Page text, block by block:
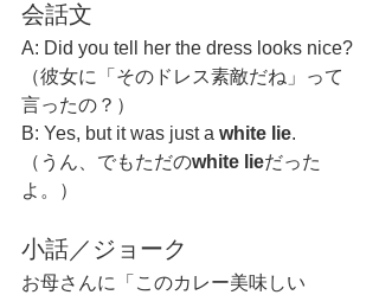
会話文
A: Did you tell her the dress looks nice?
（彼女に「そのドレス素敵だね」って
言ったの？）
B: Yes, but it was just a white lie.
（うん、でもただのwhite lieだった
よ。）
小話／ジョーク
お母さんに「このカレー美味しい